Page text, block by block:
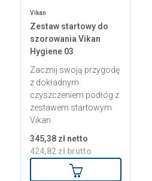
Vikan
Zestaw startowy do
szorowania Vikan
Hygiene 03
Zacznij swoją przygodę
z dokładnym
czyszczeniem podłóg z
zestawem startowym
Vikan
345,38 zł netto
424,82 zł brutto
Dodaj do koszyka